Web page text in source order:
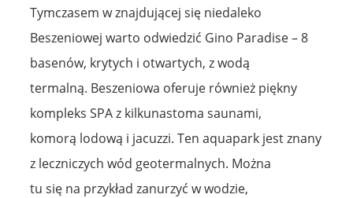
Tymczasem w znajdującej się niedaleko
Beszeniowej warto odwiedzić Gino Paradise – 8
basenów, krytych i otwartych, z wodą
termalną. Beszeniowa oferuje również piękny
kompleks SPA z kilkunastoma saunami,
komorą lodową i jacuzzi. Ten aquapark jest znany
z leczniczych wód geotermalnych. Można
tu się na przykład zanurzyć w wodzie,